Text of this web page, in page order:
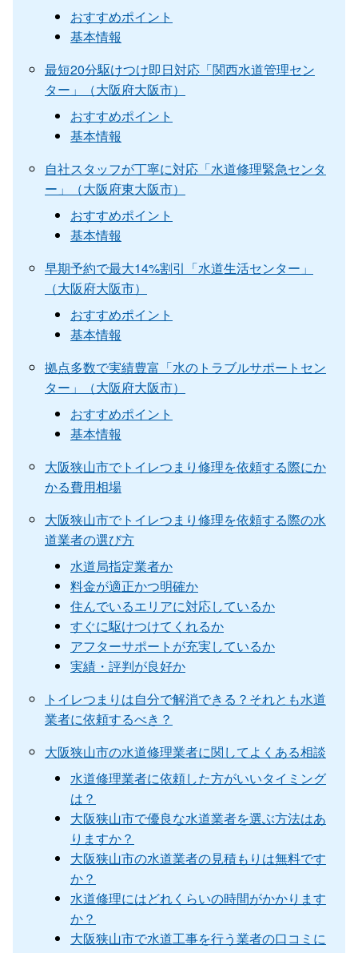
おすすめポイント
基本情報
最短20分駆けつけ即日対応「関西水道管理セン
ター」（大阪府大阪市）
おすすめポイント
基本情報
自社スタッフが丁寧に対応「水道修理緊急センタ
ー」（大阪府東大阪市）
おすすめポイント
基本情報
早期予約で最大14%割引「水道生活センター」
（大阪府大阪市）
おすすめポイント
基本情報
拠点多数で実績豊富「水のトラブルサポートセン
ター」（大阪府大阪市）
おすすめポイント
基本情報
大阪狭山市でトイレつまり修理を依頼する際にか
かる費用相場
大阪狭山市でトイレつまり修理を依頼する際の水
道業者の選び方
水道局指定業者か
料金が適正かつ明確か
住んでいるエリアに対応しているか
すぐに駆けつけてくれるか
アフターサポートが充実しているか
実績・評判が良好か
トイレつまりは自分で解消できる？それとも水道
業者に依頼するべき？
大阪狭山市の水道修理業者に関してよくある相談
水道修理業者に依頼した方がいいタイミング
は？
大阪狭山市で優良な水道業者を選ぶ方法はあ
りますか？
大阪狭山市の水道業者の見積もりは無料です
か？
水道修理にはどれくらいの時間がかかります
か？
大阪狭山市で水道工事を行う業者の口コミに